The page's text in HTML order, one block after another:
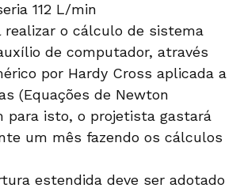
112 L/min
realizar o cálculo de sistema
de computador, através
por Hardy Cross aplicada a
(Equações de Newton
para isto, o projetista gastará
um mês fazendo os cálculos
estendida deve ser adotado